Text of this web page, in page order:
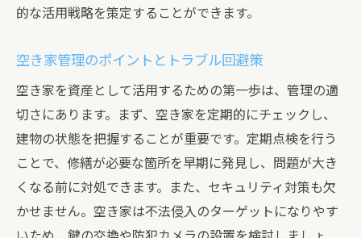
事例
の選び方
大阪市平野区の地域ニーズに合わせた空き家活
用アイデア
地域特性を活かした空き家の新たな活用法
地域住民の声を反映した空き家プロジェク
ト
空き家を活かした地域福祉サービスの展開
的な活用戦略を策定することができます。
空き家管理のポイントとトラブル回避策
空き家を資産として活用するための第一歩は、管理の適
切さにあります。まず、空き家を定期的にチェックし、
建物の状態を把握することが重要です。定期点検を行う
ことで、修繕が必要な箇所を早期に発見し、問題が大き
くなる前に対処できます。また、セキュリティ対策も欠
かせません。空き家は不法侵入のターゲットになりやす